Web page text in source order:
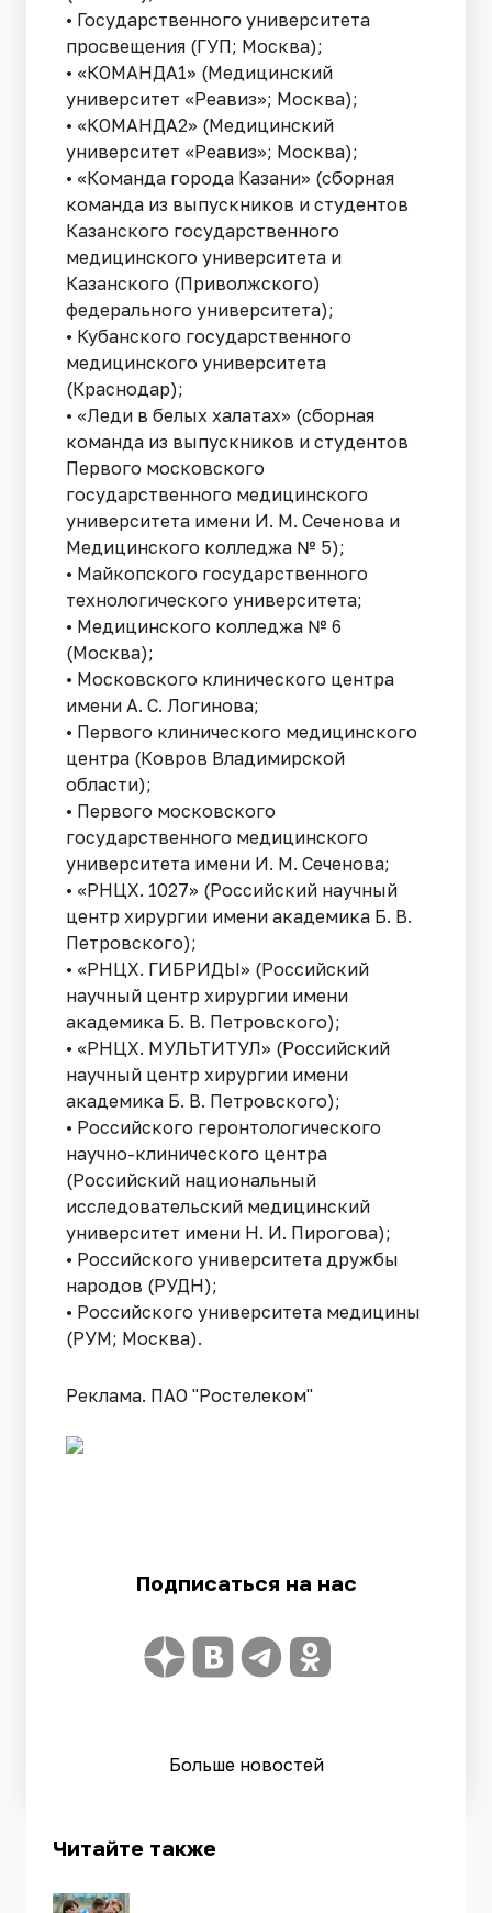
• Государственного университета
просвещения (ГУП; Москва);
• «КОМАНДА1» (Медицинский
университет «Реавиз»; Москва);
• «КОМАНДА2» (Медицинский
университет «Реавиз»; Москва);
• «Команда города Казани» (сборная
команда из выпускников и студентов
Казанского государственного
медицинского университета и
Казанского (Приволжского)
федерального университета);
• Кубанского государственного
медицинского университета
(Краснодар);
• «Леди в белых халатах» (сборная
команда из выпускников и студентов
Первого московского
государственного медицинского
университета имени И. М. Сеченова и
Медицинского колледжа № 5);
• Майкопского государственного
технологического университета;
• Медицинского колледжа № 6
(Москва);
• Московского клинического центра
имени А. С. Логинова;
• Первого клинического медицинского
центра (Ковров Владимирской
области);
• Первого московского
государственного медицинского
университета имени И. М. Сеченова;
• «РНЦХ. 1027» (Российский научный
центр хирургии имени академика Б. В.
Петровского);
• «РНЦХ. ГИБРИДЫ» (Российский
научный центр хирургии имени
академика Б. В. Петровского);
• «РНЦХ. МУЛЬТИТУЛ» (Российский
научный центр хирургии имени
академика Б. В. Петровского);
• Российского геронтологического
научно-клинического центра
(Российский национальный
исследовательский медицинский
университет имени Н. И. Пирогова);
• Российского университета дружбы
народов (РУДН);
• Российского университета медицины
(РУМ; Москва).
Реклама. ПАО "Ростелеком"
Подписаться на нас
Больше новостей
Читайте также